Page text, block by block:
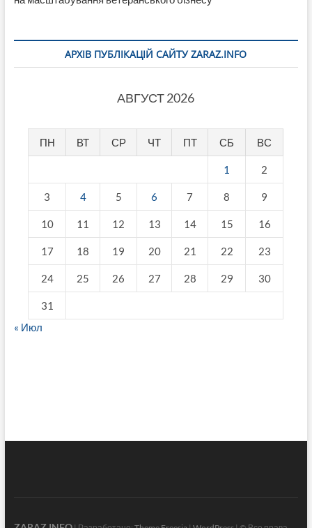
АРХІВ ПУБЛІКАЦІЙ САЙТУ ZARAZ.INFO
АВГУСТ 2026
ПН ВТ СР ЧТ ПТ СБ ВС
1 2
3 4 5 6 7 8 9
10 11 12 13 14 15 16
17 18 19 20 21 22 23
24 25 26 27 28 29 30
31
« Июл